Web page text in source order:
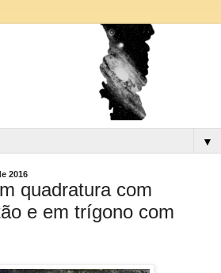
▼
2016
quadratura com
e em trígono com